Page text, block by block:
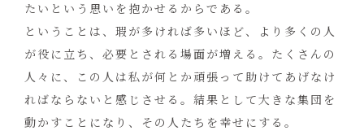
たいという思いを抱かせるからである。
ということは、瑕が多ければ多いほど、より多くの人
が役に立ち、必要とされる場面が増える。たくさんの
人々に、この人は私が何とか頑張って助けてあげなけ
ればならないと感じさせる。結果として大きな集団を
動かすことになり、その人たちを幸せにする。